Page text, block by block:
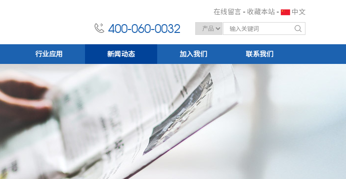
在线留言 - 收藏本站 - 中文
400-060-0032
行业应用 新闻动态 加入我们 联系我们